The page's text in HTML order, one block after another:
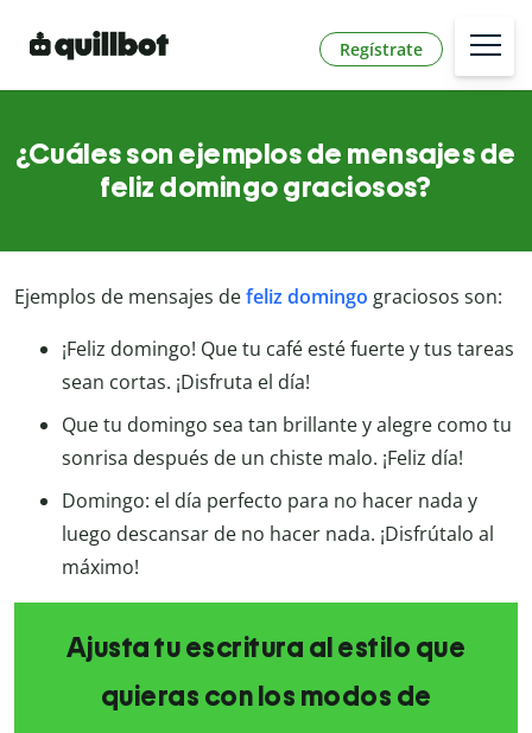
Regístrate
¿Cuáles son ejemplos de mensajes de
feliz domingo graciosos?
Ejemplos de mensajes defeliz domingo graciosos son:
¡Feliz domingo! Que tu café esté fuerte y tus tareas
sean cortas. ¡Disfruta el día!
Que tu domingo sea tan brillante y alegre como tu
sonrisa después de un chiste malo. ¡Feliz día!
Domingo: el día perfecto para no hacer nada y
luego descansar de no hacer nada. ¡Disfrútalo al
máximo!
Ajusta tu escritura al estilo que
quieras con los modos de